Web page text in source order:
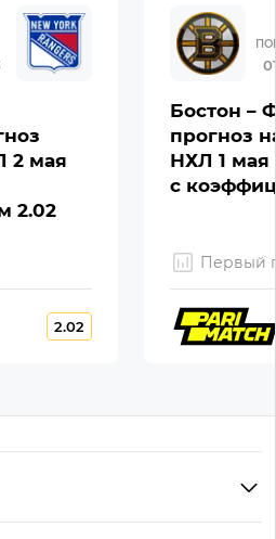
2 мая
2.02
2.02
Бостон –
прогноз
НХЛ 1 мая
с
Первый